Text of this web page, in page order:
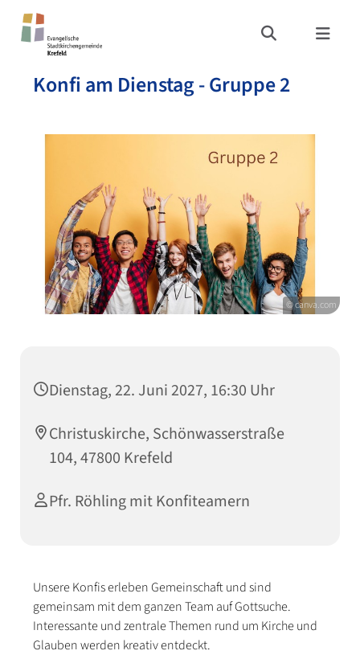
Konfi am Dienstag - Gruppe 2
© canva.com
Dienstag, 22. Juni 2027, 16:30 Uhr
Christuskirche, Schönwasserstraße
104, 47800 Krefeld
Pfr. Röhling mit Konfiteamern
Unsere Konfis erleben Gemeinschaft und sind
gemeinsam mit dem ganzen Team auf Gottsuche.
Interessante und zentrale Themen rund um Kirche und
Glauben werden kreativ entdeckt.